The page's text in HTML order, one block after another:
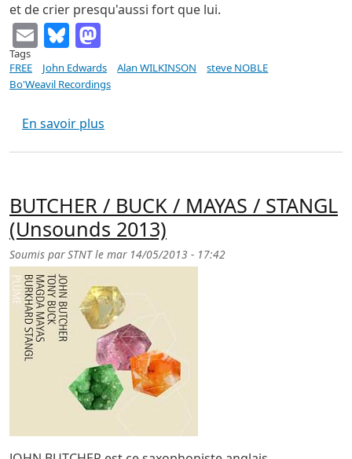
et de crier presqu'aussi fort que lui.
EmailBluesky
Tags
FREE
John Edwards Alan WILKINSON
steve NOBLE
Bo'Weavil Recordings
En savoir plus
BUTCHER / BUCK / MAYAS / STANGL
(Unsounds 2013)
Soumis parSTNTle mar 14/05/2013 - 17:42